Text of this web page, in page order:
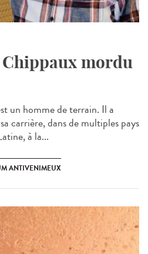
mordu
un homme de terrain. Il a
carrière, dans de multiples pays
à la...
ANTIVENIMEUX